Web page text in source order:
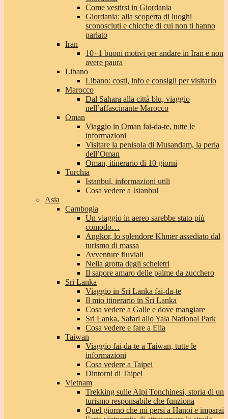
Come vestirsi in Giordania
Giordania: alla scoperta di luoghi
sconosciuti e chicche di cui non ti hanno
parlato
Iran
10+1 buoni motivi per andare in Iran e non
avere paura
Libano
Libano: costi, info e consigli per visitarlo
Marocco
Dal Sahara alla città blu, viaggio
nell’affascinante Marocco
Oman
Viaggio in Oman fai-da-te, tutte le
informazioni
Visitare la penisola di Musandam, la perla
dell’Oman
Oman, itinerario di 10 giorni
Turchia
Istanbul, informazioni utili
Cosa vedere a Istanbul
Asia
Cambogia
Un viaggio in aereo sarebbe stato più
comodo…
Angkor, lo splendore Khmer assediato dal
turismo di massa
Avventure fluviali
Nella grotta degli scheletri
Il sapore amaro delle palme da zucchero
Sri Lanka
Viaggio in Sri Lanka fai-da-te
Il mio itinerario in Sri Lanka
Cosa vedere a Galle e dove mangiare
Sri Lanka, Safari allo Yala National Park
Cosa vedere e fare a Ella
Taiwan
Viaggio fai-da-te a Taiwan, tutte le
informazioni
Cosa vedere a Taipei
Dintorni di Taipei
Vietnam
Trekking sulle Alpi Tonchinesi, storia di un
turismo responsabile che funziona
Quel giorno che mi persi a Hanoi e imparai